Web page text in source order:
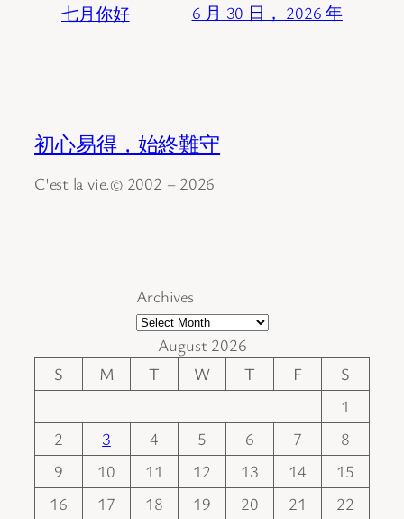
七月你好 6 月 30 日， 2026 年
初心易得，始終難守
C'est la vie.© 2002 – 2026
Archives
August 2026
S
M T W T F
S
1
2
3 4 5 6 7
8
9
10 11 12 13 14
15
16
17 18 19 20 21
22